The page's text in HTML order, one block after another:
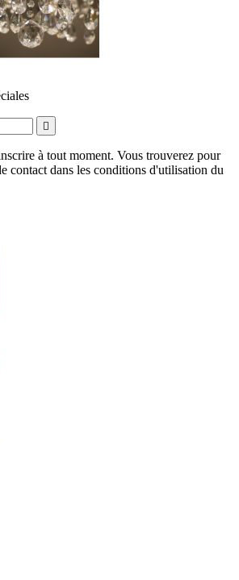

à tout moment. Vous trouverez pour
contact dans les conditions d'utilisation du